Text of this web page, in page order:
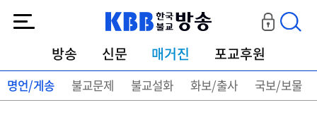
방송 신문 매거진 포교후원
명언/게송 불교문제 불교설화 화보/출사 국보/보물